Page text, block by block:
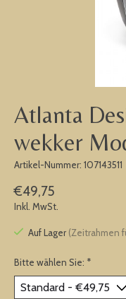
Atlanta
wekker
Artikel-Nummer: 107143511
€49,75
Inkl. MwSt.
Auf Lager (Zeitrahmen
Bitte wählen Sie: *